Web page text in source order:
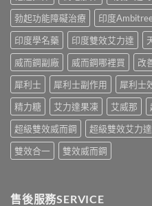
中
用
法
與
香
港
購
買
指
南〉
中
度
神
油
實
測
比
較〉
勃起功能障礙治療
印度
印度學名藥
印度雙效艾力達
威而鋼副廠
威而鋼哪裡買 改
犀利士
犀利士副作用 犀利士
精力糖
艾力達果凍 艾威那
超級雙效威而鋼
超級雙效艾力達
雙效合一
雙效威而鋼
售後服務SERVICE